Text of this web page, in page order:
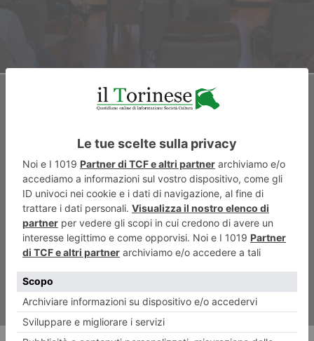
ARTICOLO SUCCESSIVO
In volo da Torino a Gran
Canaria con Binter